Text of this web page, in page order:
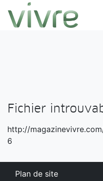
Aller au menu principal
Aller au contenu principal
Fichier
http://
6
Plan de site